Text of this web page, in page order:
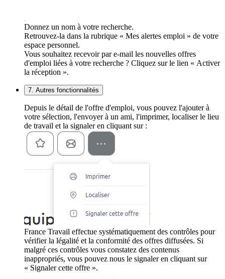
Donnez un nom à votre recherche.
Retrouvez-la dans la rubrique « Mes alertes emploi » de votre
espace personnel.
Vous souhaitez recevoir par e-mail les nouvelles offres
d'emploi liées à votre recherche ? Cliquez sur le lien « Activer
la réception ».
7. Autres fonctionnalités
Depuis le détail de l'offre d'emploi, vous pouvez l'ajouter à
votre sélection, l'envoyer à un ami, l'imprimer, localiser le lieu
de travail et la signaler en cliquant sur :
France Travail effectue systématiquement des contrôles pour
vérifier la légalité et la conformité des offres diffusées. Si
malgré ces contrôles vous constatez des contenus
inappropriés, vous pouvez nous le signaler en cliquant sur
« Signaler cette offre ».